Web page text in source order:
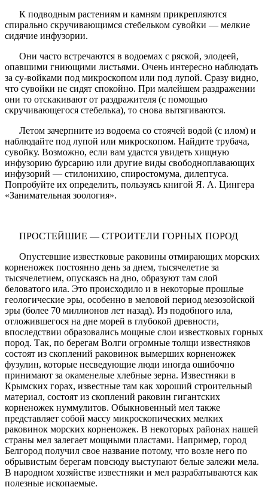
К подводным растениям и камням прикрепляются
спирально скручивающимся стебельком сувойки — мелкие
сидячие инфузории.
Они часто встречаются в водоемах с ряской, элодеей,
опавшими гниющими листьями. Очень интересно наблюдать
за су-войками под микроскопом или под лупой. Сразу видно,
что сувойки не сидят спокойно. При малейшем раздражении
они то отскакивают от раздражителя (с помощью
скручивающегося стебелька), то снова вытягиваются.
Летом зачерпните из водоема со стоячей водой (с илом) и
наблюдайте под лупой или микроскопом. Найдите трубача,
сувойку. Возможно, если вам удастся увидеть хищную
инфузорию бурсарию или другие виды свободноплавающих
инфузорий — стилонихию, спиростомума, дилептуса.
Попробуйте их определить, пользуясь книгой Я. А. Цингера
«Занимательная зоология».
ПРОСТЕЙШИЕ — СТРОИТЕЛИ ГОРНЫХ ПОРОД
Опустевшие известковые раковины отмирающих морских
корненожек постоянно день за днем, тысячелетие за
тысячелетием, опускаясь на дно, образуют там слой
беловатого ила. Это происходило и в некоторые прошлые
геологические эры, особенно в меловой период мезозойской
эры (более 70 миллионов лет назад). Из подобного ила,
отложившегося на дне морей в глубокой древности,
впоследствии образовались мощные слои известковых горных
пород. Так, по берегам Волги огромные толщи известняков
состоят из скоплений раковинок вымерших корненожек
фузулин, которые несведующие люди иногда ошибочно
принимают за окаменелые хлебные зерна. Известняки в
Крымских горах, известные там как хороший строительный
материал, состоят из скоплений раковин гигантских
корненожек нуммулитов. Обыкновенный мел также
представляет собой массу микроскопических мелких
раковинок морских корненожек. В некоторых районах нашей
страны мел залегает мощными пластами. Например, город
Белгород получил свое название потому, что возле него по
обрывистым берегам повсюду выступают белые залежи мела.
В народном хозяйстве известняки и мел разрабатываются как
полезные ископаемые.